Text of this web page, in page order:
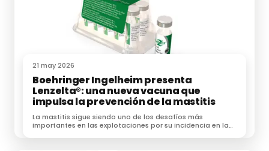
21 may 2026
Boehringer Ingelheim presenta
Lenzelta®: una nueva vacuna que
impulsa la prevención de la mastitis
La mastitis sigue siendo uno de los desafíos más
importantes en las explotaciones por su incidencia en la